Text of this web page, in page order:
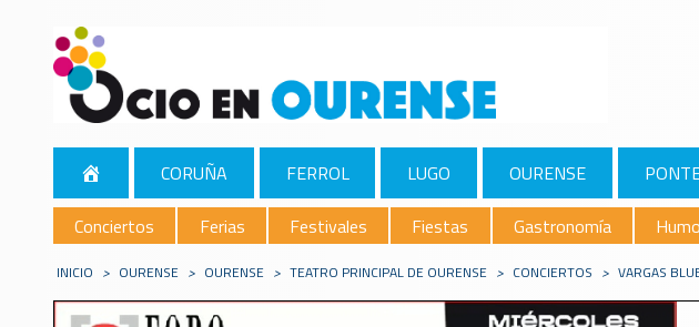
CORUÑA FERROL LUGO OURENSE
Conciertos
Ferias Festivales Fiestas Gastronomía
INICIO > OURENSE > OURENSE > TEATRO PRINCIPAL DE OURENSE > CONCIERTOS > VARGAS